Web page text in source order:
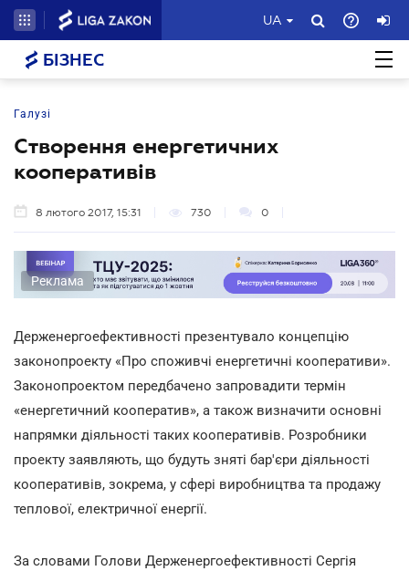
UA
БІЗНЕС
Галузі
Створення енергетичних
кооперативів
8 лютого 2017, 15:31 730 0
Реклама
Держенергоефективності презентувало концепцію
законопроекту «Про споживчі енергетичні кооперативи».
Законопроектом передбачено запровадити термін
«енергетичний кооператив», а також визначити основні
напрямки діяльності таких кооперативів. Розробники
проекту заявляють, що будуть зняті бар'єри діяльності
кооперативів, зокрема, у сфері виробництва та продажу
теплової, електричної енергії.
За словами Голови Держенергоефективності Сергія